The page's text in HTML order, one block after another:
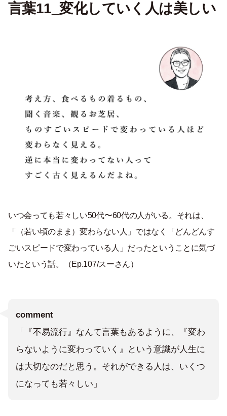
言葉11_変化していく人は美しい
いつ会っても若々しい50代〜60代の人がいる。それは、
「（若い頃のまま）変わらない人」ではなく「どんどんす
ごいスピードで変わっている人」だったということに気づ
いたという話。（Ep.107/スーさん）
comment
「『不易流行』なんて言葉もあるように、『変わ
らないように変わっていく』という意識が人生に
は大切なのだと思う。それができる人は、いくつ
になっても若々しい」